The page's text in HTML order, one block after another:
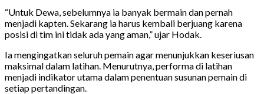
“Untuk Dewa, sebelumnya ia banyak bermain dan pernah
menjadi kapten. Sekarang ia harus kembali berjuang karena
posisi di tim ini tidak ada yang aman,” ujar Hodak.
Ia mengingatkan seluruh pemain agar menunjukkan keseriusan
maksimal dalam latihan. Menurutnya, performa di latihan
menjadi indikator utama dalam penentuan susunan pemain di
setiap pertandingan.